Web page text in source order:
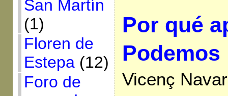
San Martín
(1)
Floren de
Estepa(12)
Foro de
Por qué
Podemos
Vicenç